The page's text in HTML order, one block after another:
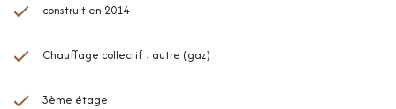
construit en 2014
Chauffage collectif : autre (gaz)
3ème étage